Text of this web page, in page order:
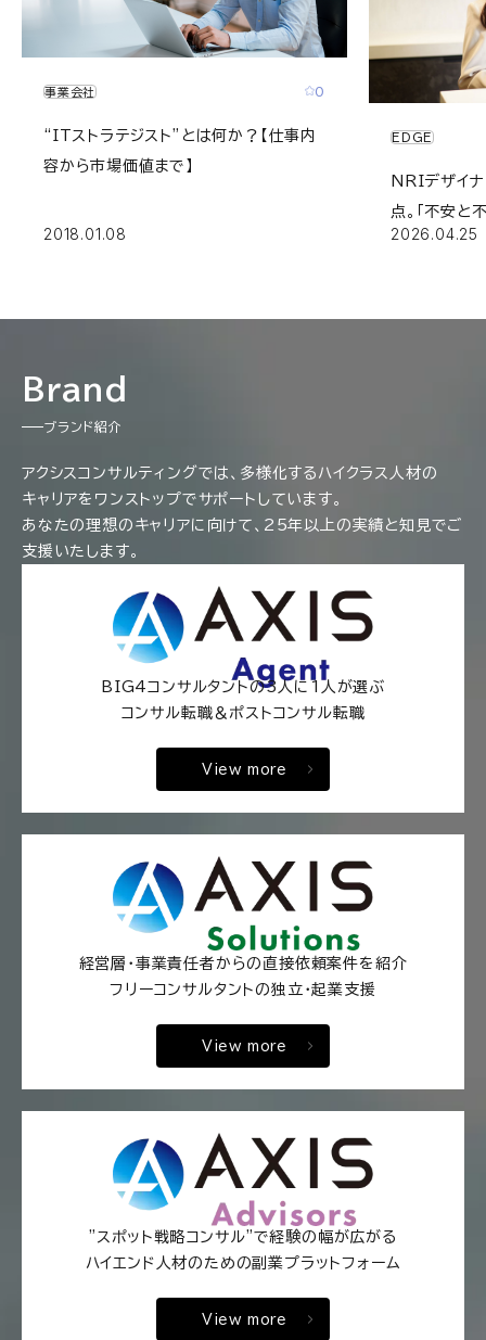
事業会社 0
“ITストラテジスト”とは何か？【仕事内
容から市場価値まで】
2018.01.08
EDGE
NRIデザイ
点。｢不安と
ける原体験
2026.04.25
Brand
ブランド紹介
アクシスコンサルティングでは、多様化するハイクラス人材の
キャリアをワンストップでサポートしています。
あなたの理想のキャリアに向けて、25年以上の実績と知見でご
支援いたします。
BIG4コンサルタントの3人に1人が選ぶ
コンサル転職＆ポストコンサル転職
View more
経営層・事業責任者からの直接依頼案件を紹介
フリーコンサルタントの独立・起業支援
View more
"スポット戦略コンサル"で経験の幅が広がる
ハイエンド人材のための副業プラットフォーム
View more